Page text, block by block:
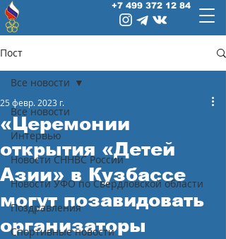
+7 499 372 12 84
Пост
Все новости
Интервью
Новости СННВС России
Новости УФО по Свердловской области
Поздравления
Спортивные новости
Все новости
«Церемонии
открытия «Детей
Азии» в Кузбассе
могут позавидовать
организаторы
25 февр. 2023 г.